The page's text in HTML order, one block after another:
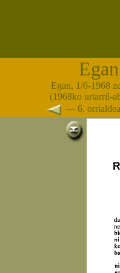
Egan
Egan, 1/6-1968
(1968ko urtarril-
— 6.